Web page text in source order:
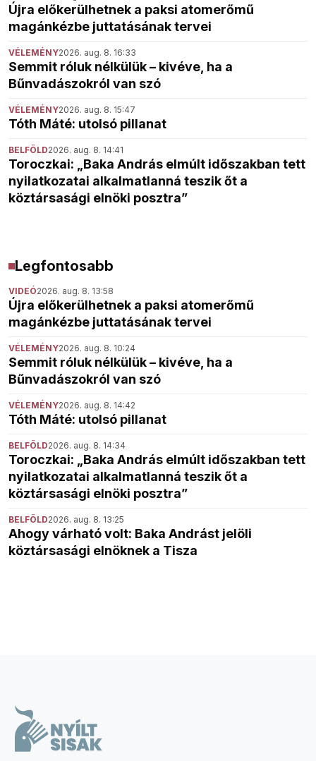
Újra előkerülhetnek a paksi atomerőmű
magánkézbe juttatásának tervei
VÉLEMÉNY2026. aug. 8. 16:33
Semmit róluk nélkülük – kivéve, ha a
Bűnvadászokról van szó
VÉLEMÉNY2026. aug. 8. 15:47
Tóth Máté: utolsó pillanat
BELFÖLD2026. aug. 8. 14:41
Toroczkai: „Baka András elmúlt időszakban tett
nyilatkozatai alkalmatlanná teszik őt a
köztársasági elnöki posztra”
Legfontosabb
VIDEÓ2026. aug. 8. 13:58
Újra előkerülhetnek a paksi atomerőmű
magánkézbe juttatásának tervei
VÉLEMÉNY2026. aug. 8. 10:24
Semmit róluk nélkülük – kivéve, ha a
Bűnvadászokról van szó
VÉLEMÉNY2026. aug. 8. 14:42
Tóth Máté: utolsó pillanat
BELFÖLD2026. aug. 8. 14:34
Toroczkai: „Baka András elmúlt időszakban tett
nyilatkozatai alkalmatlanná teszik őt a
köztársasági elnöki posztra”
BELFÖLD2026. aug. 8. 13:25
Ahogy várható volt: Baka Andrást jelöli
köztársasági elnöknek a Tisza